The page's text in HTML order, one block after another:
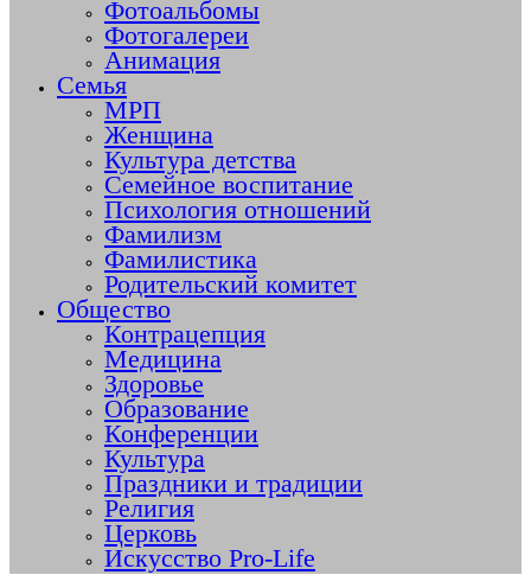
Фотоальбомы
Фотогалереи
Анимация
Семья
МРП
Женщина
Культура детства
Семейное воспитание
Психология отношений
Фамилизм
Фамилистика
Родительский комитет
Общество
Контрацепция
Медицина
Здоровье
Образование
Конференции
Культура
Праздники и традиции
Религия
Церковь
Искусство Pro-Life